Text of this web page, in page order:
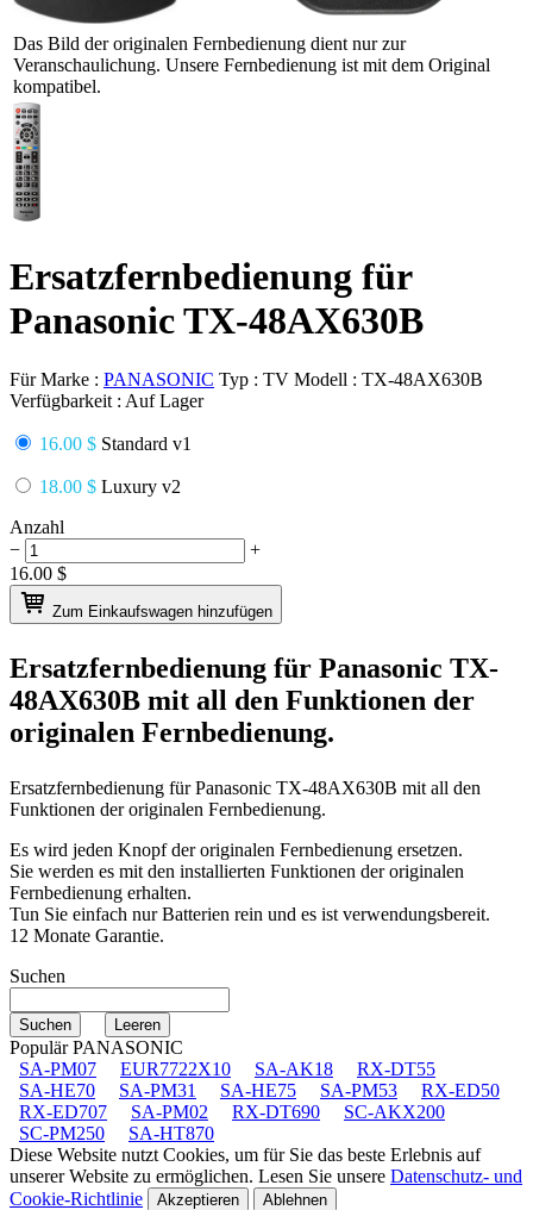
Das Bild der originalen Fernbedienung dient nur zur
Veranschaulichung. Unsere Fernbedienung ist mit dem Original
kompatibel.
Ersatzfernbedienung für
Panasonic TX-48AX630B
Für Marke : PANASONIC Typ : TV Modell : TX-48AX630B
Verfügbarkeit : Auf Lager
16.00 $ Standard v1
18.00 $ Luxury v2
Anzahl
−
+
16.00 $
Zum Einkaufswagen hinzufügen
Ersatzfernbedienung für Panasonic TX-
48AX630B mit all den Funktionen der
originalen Fernbedienung.
Ersatzfernbedienung fürPanasonic TX-48AX630B mit all den
Funktionen der originalen Fernbedienung.
Es wird jeden Knopf der originalen Fernbedienung ersetzen.
Sie werden es mit den installierten Funktionen der originalen
Fernbedienung erhalten.
Tun Sie einfach nur Batterien rein und es ist verwendungsbereit.
12 Monate Garantie.
Suchen
Populär PANASONIC
SA-PM07
EUR7722X10 SA-AK18
RX-DT55
SA-HE70
SA-PM31 SA-HE75 SA-PM53
RX-ED50
RX-ED707
SA-PM02 RX-DT690
SC-AKX200
SC-PM250
SA-HT870
Diese Website nutzt Cookies, um für Sie das beste Erlebnis auf
unserer Website zu ermöglichen. Lesen Sie unsere Datenschutz- und
Cookie-Richtlinie
Akzeptieren Ablehnen